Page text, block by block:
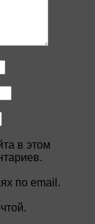
в этом
по email.